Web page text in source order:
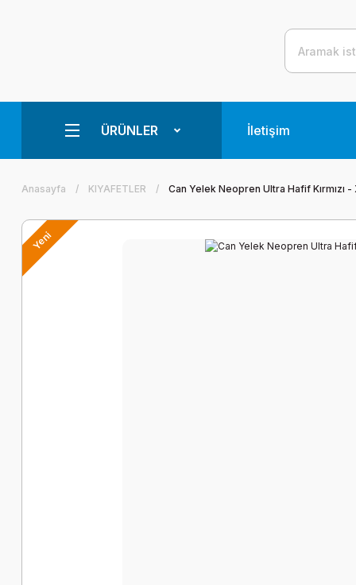
ÜRÜNLER İletişim
Anasayfa KIYAFETLER Can Yelek Neopren Ultra Hafif Kırmızı -
Yeni